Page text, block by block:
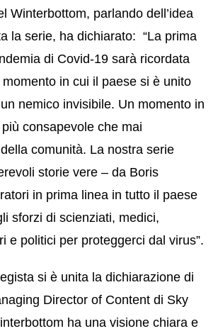
Winterbottom, parlando dell’idea
la serie, ha dichiarato: “La prima
di Covid-19 sarà ricordata
in cui il paese si è unito
nemico invisibile. Un momento in
consapevole che mai
comunità. La nostra serie
storie vere – da Boris
in prima linea in tutto il paese
sforzi di scienziati, medici,
e politici per proteggerci dal virus”.
si è unita la dichiarazione di
Director of Content di Sky
ha una visione chiara e